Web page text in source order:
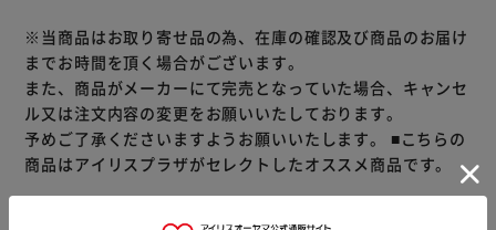
リー設計/胃での消化/毛玉ケア/下部尿路ケア/免疫力
◇猫が大好きなフィッシュやチキンの旨みが詰まった粒に、
挽き小魚と微粉砕したささみフリーズドライをまぶした高い
嗜好性。大満足のおいしさ！
◇着色料・香料不使用
◇美味しさと風味を逃さない小分けパック
※当商品はお取り寄せ品の為、在庫の確認及び商品のお届け
までお時間を頂く場合がございます。
また、商品がメーカーにて完売となっていた場合、キャンセ
ル又は注文内容の変更をお願いいたしております。
予めご了承くださいますようお願いいたします。 ■こちらの
商品はアイリスプラザがセレクトしたオススメ商品です。